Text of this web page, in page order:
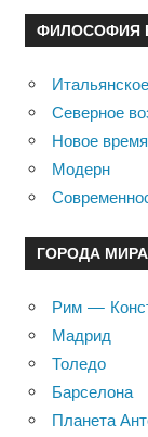
ФИЛОСОФИЯ
Северное
Новое время
Модерн
ГОРОДА МИРА
Рим —
Мадрид
Толедо
Барселона
Планета